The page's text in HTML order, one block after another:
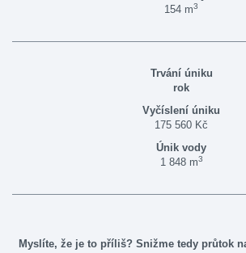
154 m3
rok
175 560 Kč
1 848 m3
Myslíte, že je to příliš? Snižme tedy průtok